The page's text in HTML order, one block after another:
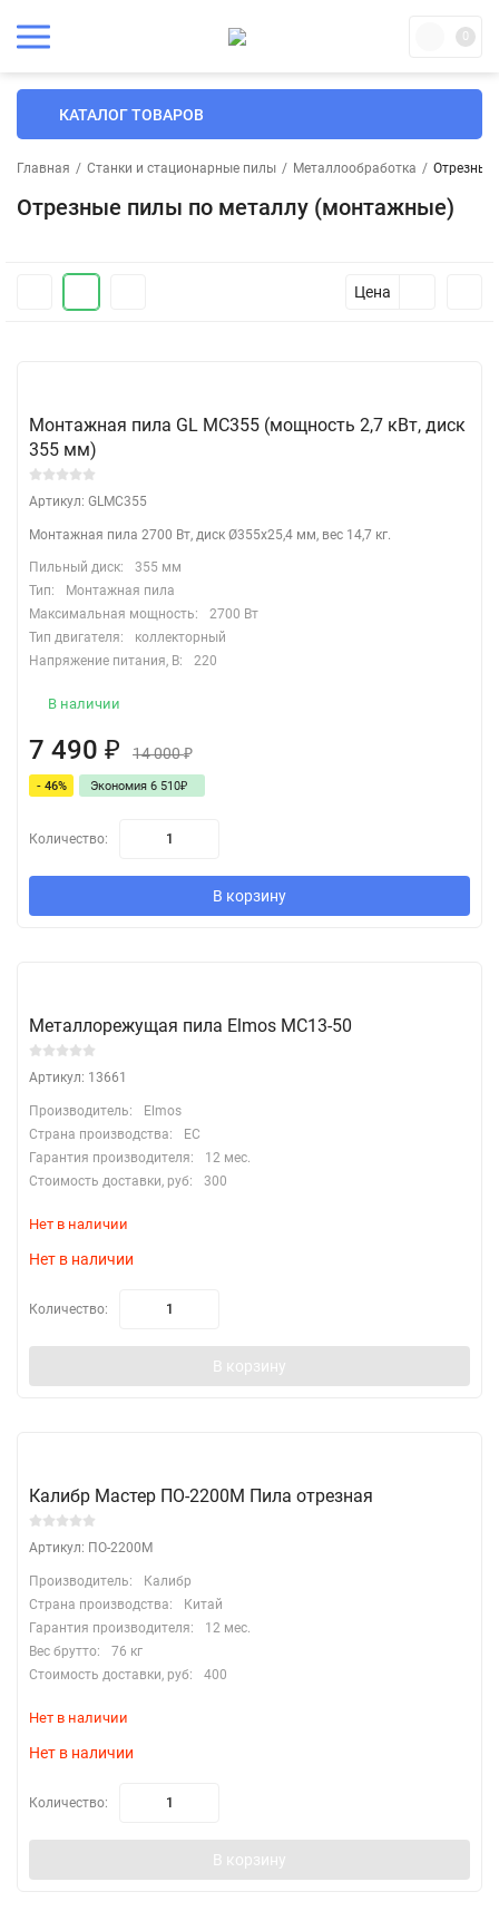
0
КАТАЛОГ ТОВАРОВ
Главная / Станки и стационарные пилы / Металлообработка /
Отрезные пилы по металлу (монтажные)
Цена
Монтажная пила GL МC355 (мощность 2,7 кВт, диск
355 мм)
Артикул: GLМC355
Монтажная пила 2700 Вт, диск Ø355х25,4 мм, вес 14,7 кг.
Пильный диск:
355 мм
Тип:
Монтажная пила
Максимальная мощность:
2700 Вт
Тип двигателя:
коллекторный
Напряжение питания, В:
220
В наличии
7 490 ₽ 14 000₽
- 46% Экономия 6 510₽
Количество:
В корзину
Металлорежущая пила Elmos MC13-50
Артикул: 13661
Производитель:
Elmos
Страна производства:
EC
Гарантия производителя:
12 мес.
Стоимость доставки, руб:
300
Нет в наличии
Нет в наличии
Количество:
В корзину
Калибр Мастер ПО-2200М Пила отрезная
Артикул: ПО-2200М
Производитель:
Калибр
Страна производства:
Китай
Гарантия производителя:
12 мес.
Вес брутто:
76 кг
Стоимость доставки, руб:
400
Нет в наличии
Нет в наличии
Количество:
В корзину